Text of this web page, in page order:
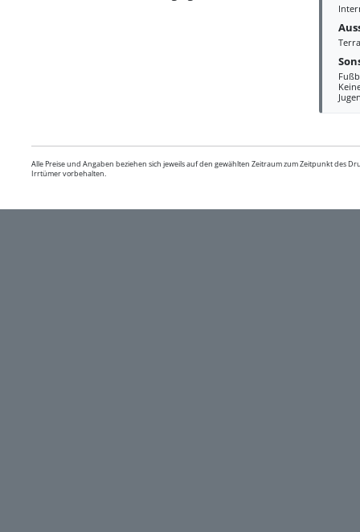
Alle Preise und Angaben beziehen sich jeweils auf den gewählten Zeitraum zum Zeitpunkt des
Irrtümer vorbehalten.